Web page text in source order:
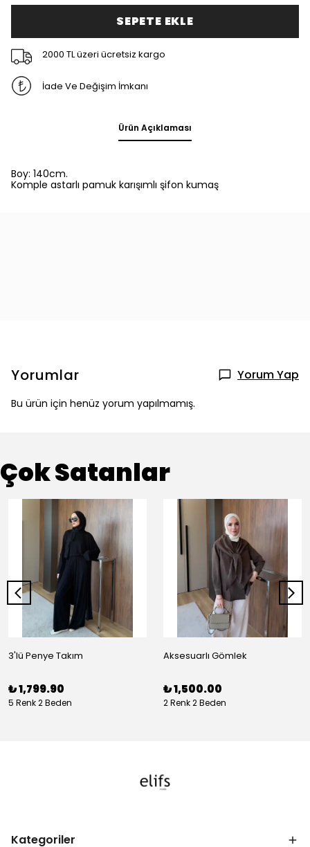
SEPETE EKLE
2000 TL üzeri ücretsiz kargo
İade Ve Değişim İmkanı
Ürün Açıklaması
Boy: 140cm.
Komple astarlı pamuk karışımlı şifon kumaş
Yorumlar Yorum Yap
Bu ürün için henüz yorum yapılmamış.
Çok Satanlar
3'lü Penye Takım
₺ 1,799.90
5 Renk 2 Beden
Aksesuarlı Gömlek
₺ 1,500.00
2 Renk 2 Beden
Kategoriler